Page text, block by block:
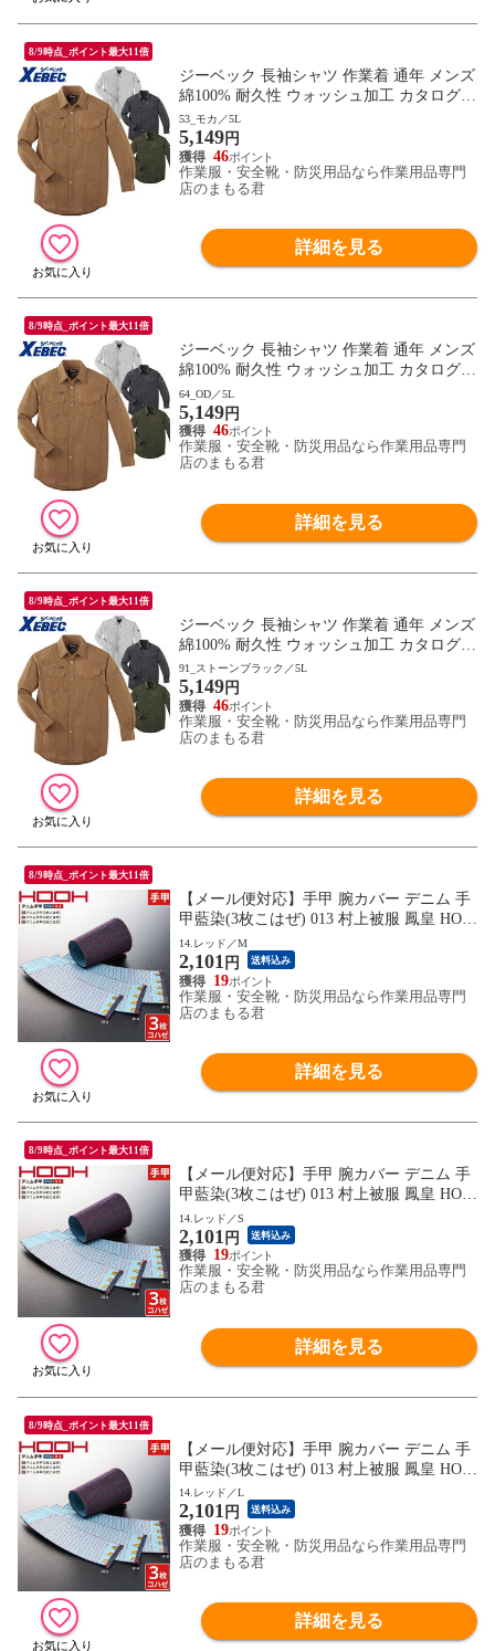
8/9時点_ポイント最大11倍
ジーベック 長袖シャツ 作業着 通年 メンズ
綿100% 耐久性 ウォッシュ加工 カタログ掲
載 作業服 作業シャツ ワーク マン おしゃ
れ 人気 安い 激安 かっこいい かわいい お
すすめ 春夏 秋冬 大きいサイズ 2140シリー
ズ XEBEC 2153
53_モカ／5L
5,149円
46
作業服・安全靴・防災用品なら作業用品専門
店のまもる君
詳細を見る
8/9時点_ポイント最大11倍
ジーベック 長袖シャツ 作業着 通年 メンズ
綿100% 耐久性 ウォッシュ加工 カタログ掲
載 作業服 作業シャツ ワーク マン おしゃ
れ 人気 安い 激安 かっこいい かわいい お
すすめ 春夏 秋冬 大きいサイズ 2140シリー
ズ XEBEC 2153
64_OD／5L
5,149円
46
作業服・安全靴・防災用品なら作業用品専門
店のまもる君
詳細を見る
8/9時点_ポイント最大11倍
ジーベック 長袖シャツ 作業着 通年 メンズ
綿100% 耐久性 ウォッシュ加工 カタログ掲
載 作業服 作業シャツ ワーク マン おしゃ
れ 人気 安い 激安 かっこいい かわいい お
すすめ 春夏 秋冬 大きいサイズ 2140シリー
ズ XEBEC 2153
91_ストーンブラック／5L
5,149円
46
作業服・安全靴・防災用品なら作業用品専門
店のまもる君
詳細を見る
8/9時点_ポイント最大11倍
【メール便対応】手甲 腕カバー デニム 手
甲藍染(3枚こはぜ) 013 村上被服 鳳皇 HOO
H 綿100％ カジュアル お祭り用品 太鼓 衣
装 祭 丈夫 鳶 作業用 作業 秋冬 通年 小さい
サイズ かっこいい おしゃれ
14.レッド／M
2,101 円 送料込み
19
作業服・安全靴・防災用品なら作業用品専門
店のまもる君
詳細を見る
8/9時点_ポイント最大11倍
【メール便対応】手甲 腕カバー デニム 手
甲藍染(3枚こはぜ) 013 村上被服 鳳皇 HOO
H 綿100％ カジュアル お祭り用品 太鼓 衣
装 祭 丈夫 鳶 作業用 作業 秋冬 通年 小さい
サイズ かっこいい おしゃれ
14.レッド／S
2,101 円 送料込み
19
作業服・安全靴・防災用品なら作業用品専門
店のまもる君
詳細を見る
8/9時点_ポイント最大11倍
【メール便対応】手甲 腕カバー デニム 手
甲藍染(3枚こはぜ) 013 村上被服 鳳皇 HOO
H 綿100％ カジュアル お祭り用品 太鼓 衣
装 祭 丈夫 鳶 作業用 作業 秋冬 通年 小さい
サイズ かっこいい おしゃれ
14.レッド／L
2,101 円 送料込み
19
作業服・安全靴・防災用品なら作業用品専門
店のまもる君
詳細を見る